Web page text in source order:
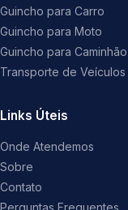
Guincho para Carro
Guincho para Moto
Guincho para Caminhão
Transporte de Veículos
Links Úteis
Onde Atendemos
Sobre
Contato